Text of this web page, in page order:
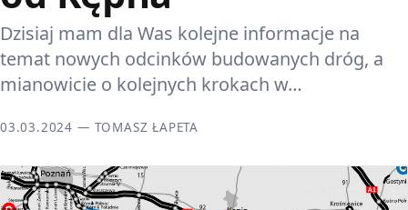
Dzisiaj mam dla Was kolejne informacje na
temat nowych odcinków budowanych dróg, a
mianowicie o kolejnych krokach w…
03.03.2024 — TOMASZ ŁAPETA